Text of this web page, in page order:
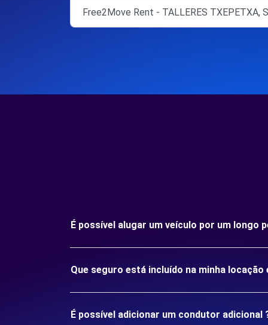
Free2Move Rent - TALLERES TXEPETXA,
É possível alugar um veículo por um longo
Que seguro está incluído na minha
É possível adicionar um condutor adicional